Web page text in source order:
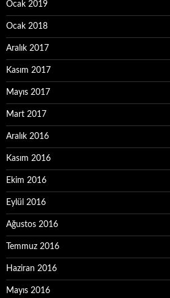
Ocak 2019
Ocak 2018
Aralık 2017
Kasım 2017
Mayıs 2017
Mart 2017
Aralık 2016
Kasım 2016
Ekim 2016
Eylül 2016
Ağustos 2016
Temmuz 2016
Haziran 2016
Mayıs 2016